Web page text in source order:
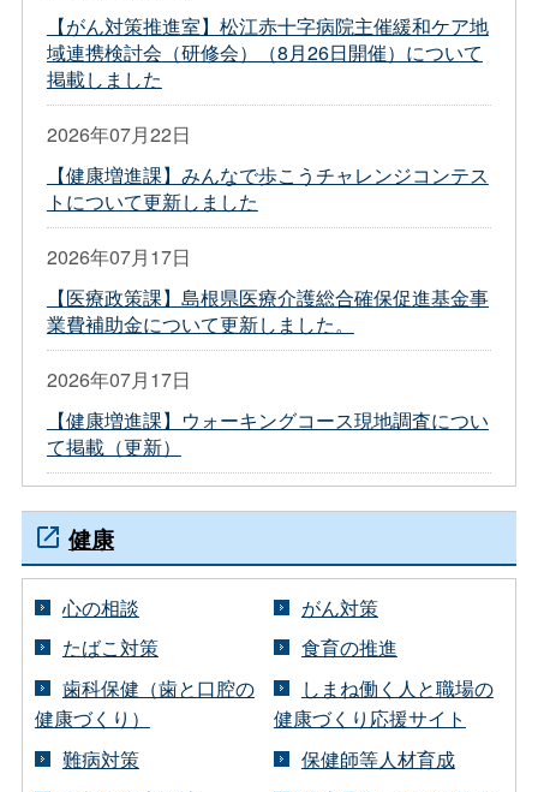
【がん対策推進室】松江赤十字病院主催緩和ケア地
域連携検討会（研修会）（8月26日開催）について
掲載しました
2026年07月22日
【健康増進課】みんなで歩こうチャレンジコンテス
トについて更新しました
2026年07月17日
【医療政策課】島根県医療介護総合確保促進基金事
業費補助金について更新しました。
2026年07月17日
【健康増進課】ウォーキングコース現地調査につい
て掲載（更新）
健康
心の相談
がん対策
たばこ対策
食育の推進
歯科保健（歯と口腔の
健康づくり）
しまね働く人と職場の
健康づくり応援サイト
難病対策
保健師等人材育成